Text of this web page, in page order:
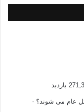
عام می شوند؟ -